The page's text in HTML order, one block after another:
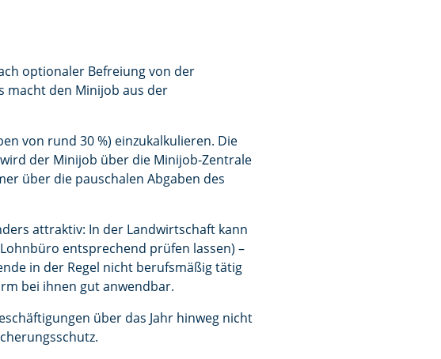
optionaler Befreiung von der
macht den Minijob aus der
von rund 30 %) einzukalkulieren. Die
der Minijob über die Minijob-Zentrale
über die pauschalen Abgaben des
attraktiv: In der Landwirtschaft kann
entsprechend prüfen lassen) –
in der Regel nicht berufsmäßig tätig
bei ihnen gut anwendbar.
über das Jahr hinweg nicht